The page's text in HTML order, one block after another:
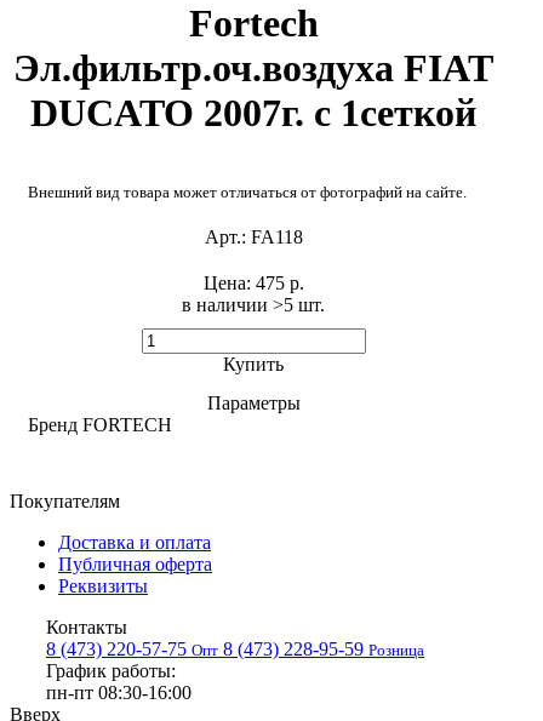
Fortech
Эл.фильтр.оч.воздуха FIAT
DUCATO 2007г. с 1сеткой
Внешний вид товара может отличаться от фотографий на сайте.
Арт.: FA118
в наличии >5 шт. ​
Цена: 475 р.
Купить
Параметры
Бренд FORTECH
Покупателям
Доставка и оплата
Публичная оферта
Реквизиты
Контакты
8 (473) 220-57-75 Опт 8 (473) 228-95-59 Розница
График работы:
пн-пт 08:30-16:00
Вверх